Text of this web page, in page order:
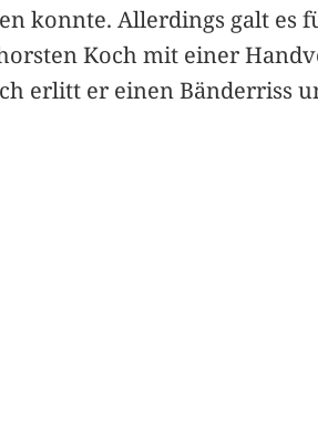
konnte. Allerdings galt es
Koch mit einer
erlitt er einen Bänderriss